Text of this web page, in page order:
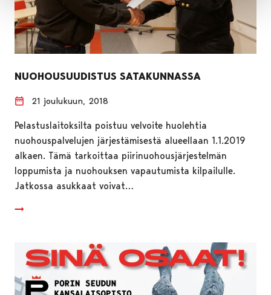
NUOHOUSUUDISTUS SATAKUNNASSA
21 joulukuun, 2018
Pelastuslaitoksilta poistuu velvoite huolehtia
nuohouspalvelujen järjestämisestä alueellaan 1.1.2019
alkaen. Tämä tarkoittaa piirinuohousjärjestelmän
loppumista ja nuohouksen vapautumista kilpailulle.
Jatkossa asukkaat voivat…